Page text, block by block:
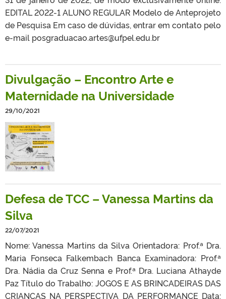
EDITAL 2022-1 ALUNO REGULAR Modelo de Anteprojeto
de Pesquisa Em caso de dúvidas, entrar em contato pelo
e-mail posgraduacao.artes@ufpel.edu.br
Divulgação – Encontro Arte e
Maternidade na Universidade
29/10/2021
Defesa de TCC – Vanessa Martins da
Silva
22/07/2021
Nome: Vanessa Martins da Silva Orientadora: Prof.ª Dra.
Maria Fonseca Falkembach Banca Examinadora: Prof.ª
Dra. Nádia da Cruz Senna e Prof.ª Dra. Luciana Athayde
Paz Título do Trabalho: JOGOS E AS BRINCADEIRAS DAS
CRIANÇAS NA PERSPECTIVA DA PERFORMANCE Data: